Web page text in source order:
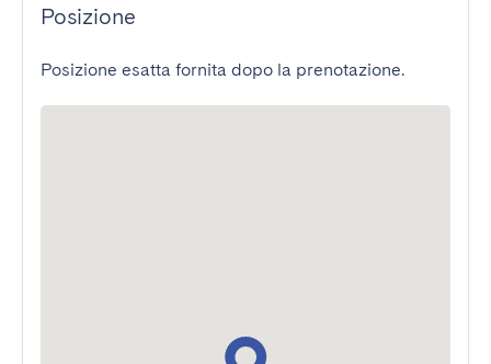
Posizione
Posizione esatta fornita dopo la prenotazione.